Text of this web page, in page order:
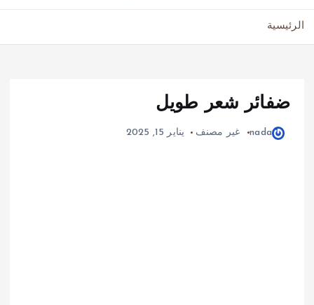
الرئيسية
ضفائر شعر طويل
nada غير مصنف يناير 15, 2025